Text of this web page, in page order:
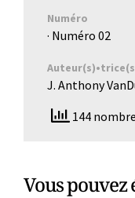
Numéro
· Numéro 02
J. Anthony
144
Vous pouvez